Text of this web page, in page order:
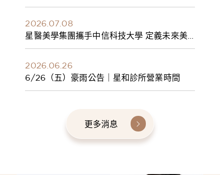
入劑」台灣獨家總代理
2026.07.08
星醫美學集團攜手中信科技大學 定義未來美
學人才新標準 建構健康美學產學共育模式 串
2026.06.26
6/26（五）豪雨公告｜星和診所營業時間
更多消息